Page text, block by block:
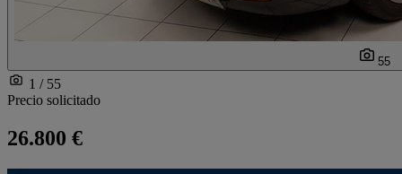
55
1 / 55
Precio solicitado
26.800 €